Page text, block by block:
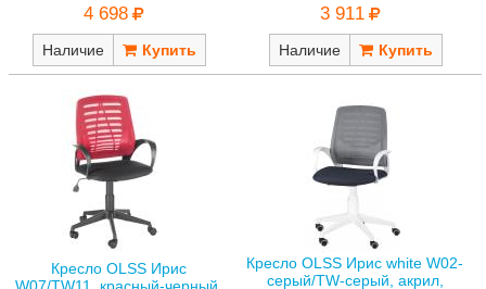
4 698
Наличие
3 911
Наличие
Кресло OLSS Ирис
Кресло OLSS Ирис white W02-
серый/TW-серый, акрил,